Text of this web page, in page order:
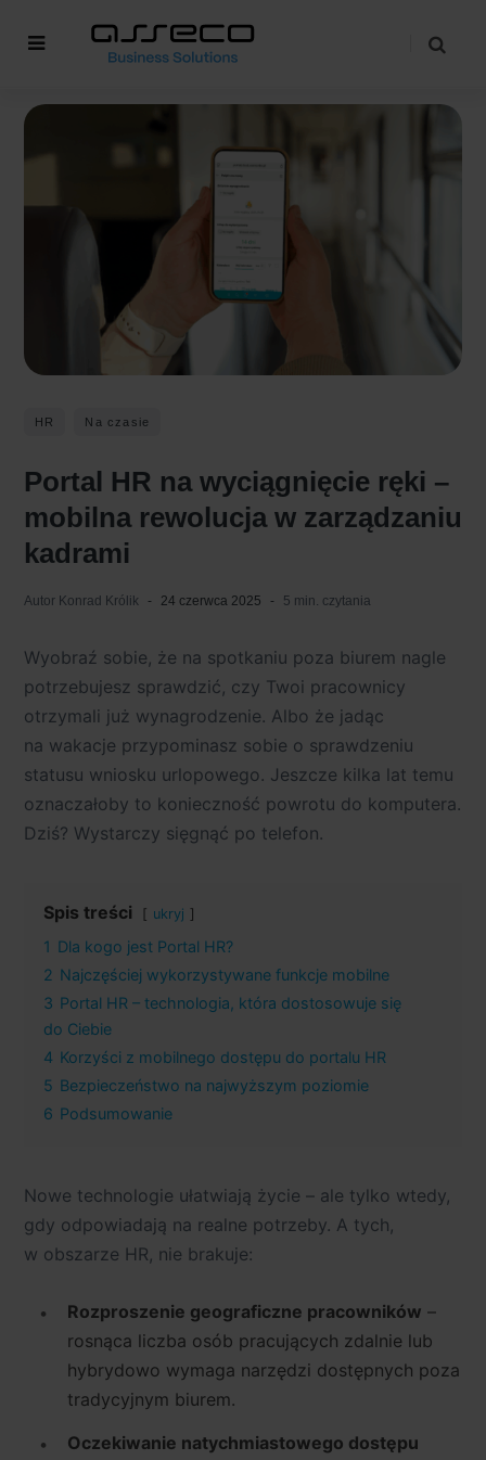
HR Na czasie
Portal HR na wyciągnięcie ręki –
mobilna rewolucja w zarządzaniu
kadrami
Autor Konrad Królik 24 czerwca 2025 5 min. czytania
Wyobraź sobie, że na spotkaniu poza biurem nagle
potrzebujesz sprawdzić, czy Twoi pracownicy
otrzymali już wynagrodzenie. Albo że jadąc
na wakacje przypominasz sobie o sprawdzeniu
statusu wniosku urlopowego. Jeszcze kilka lat temu
oznaczałoby to konieczność powrotu do komputera.
Dziś? Wystarczy sięgnąć po telefon.
Spis treści ukryj
1 Dla kogo jest Portal HR?
2 Najczęściej wykorzystywane funkcje mobilne
3 Portal HR – technologia, która dostosowuje się
do Ciebie
4 Korzyści z mobilnego dostępu do portalu HR
5 Bezpieczeństwo na najwyższym poziomie
6 Podsumowanie
Nowe technologie ułatwiają życie – ale tylko wtedy,
gdy odpowiadają na realne potrzeby. A tych,
w obszarze HR, nie brakuje:
Rozproszenie geograficzne pracowników –
rosnąca liczba osób pracujących zdalnie lub
hybrydowo wymaga narzędzi dostępnych poza
tradycyjnym biurem.
Oczekiwanie natychmiastowego dostępu